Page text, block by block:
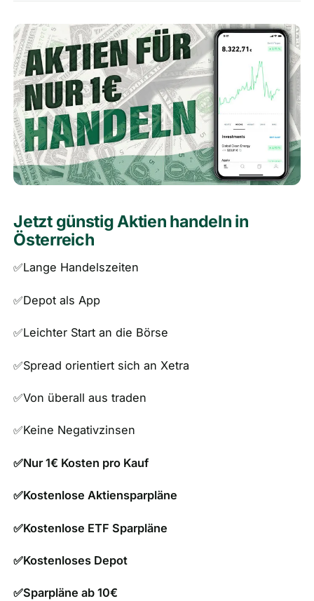
🎁Empfehlungen ▾
📰Artikel
Wie finanziert sich diese Seite?
Über mich
Jetzt günstig Aktien handeln in
Österreich
✅Lange Handelszeiten
✅Depot als App
✅Leichter Start an die Börse
✅Spread orientiert sich an Xetra
✅Von überall aus traden
✅Keine Negativzinsen
✅Nur 1€ Kosten pro Kauf
✅Kostenlose Aktiensparpläne
✅Kostenlose ETF Sparpläne
✅Kostenloses Depot
✅Sparpläne ab 10€